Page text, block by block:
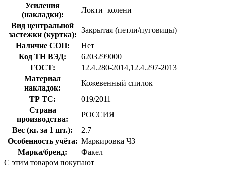
Усиления
(накладки):
Локти+колени
Вид центральной
застежки (куртка):
Закрытая (петли/пуговицы)
Наличие СОП:
Нет
Код ТН ВЭД:
6203299000
ГОСТ:
12.4.280-2014,12.4.297-2013
Материал
накладок:
Кожевенный спилок
ТР ТС:
019/2011
Страна
производства:
РОССИЯ
Вес (кг. за 1 шт.):
2.7
Особенность учёта: Маркировка ЧЗ
Марка/бренд:
Факел
С этим товаром покупают